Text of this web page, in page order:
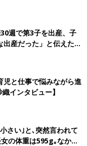
週で第3子を出産、子
産だった」と伝えたい
児と仕事で悩みながら進
インタビュー】
さい｣と､突然言われて
の体重は595g｡なかな